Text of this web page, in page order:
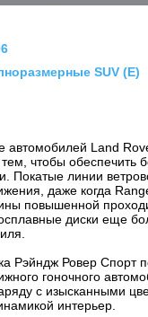
SUV (E)
автомобилей Land
чтобы обеспечить
Покатые линии
даже когда
повышенной
диски еще
Рэйндж Ровер Спорт
гоночного
с изысканными
интерьер.